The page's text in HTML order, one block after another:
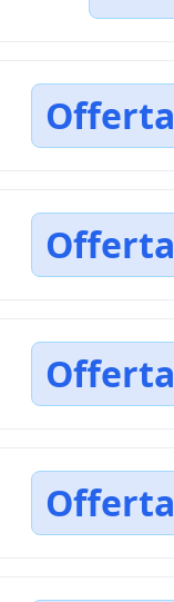
Offerta
Offerta
Offerta
Offerta